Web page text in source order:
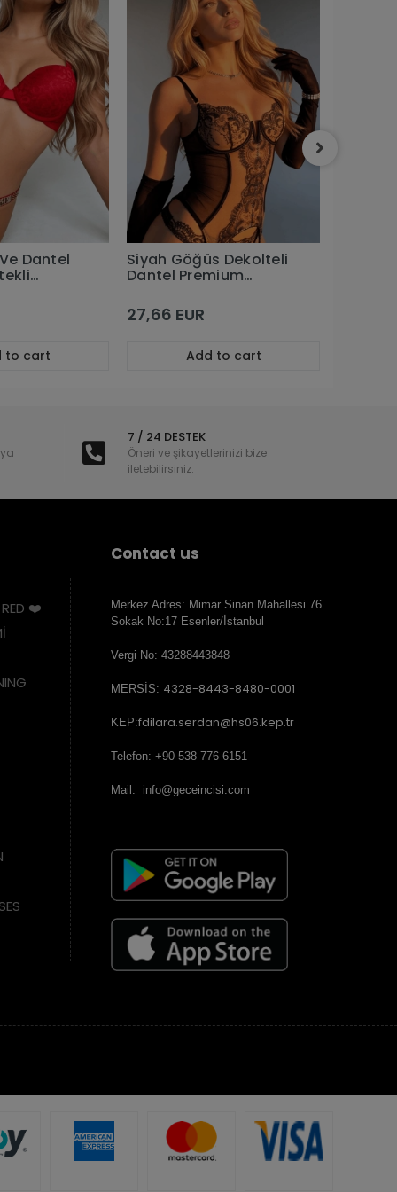
Ve Dantel
to cart
Siyah Göğüs Dekolteli
Dantel Premium
Takım
27,66 EUR
Add to cart
7 / 24 DESTEK
Öneri ve şikayetlerinizi bize
iletebilirsiniz.
RED ❤️
Contact us
Merkez Adres: Mimar Sinan Mahallesi 76.
Sokak No:17 Esenler/İstanbul
Vergi No: 43288443848
MERSİS: 4328-8443-8480-0001
KEP:fdilara.serdan@hs06.kep.tr
Telefon: +90 538 776 6151
Mail: info@geceincisi.com